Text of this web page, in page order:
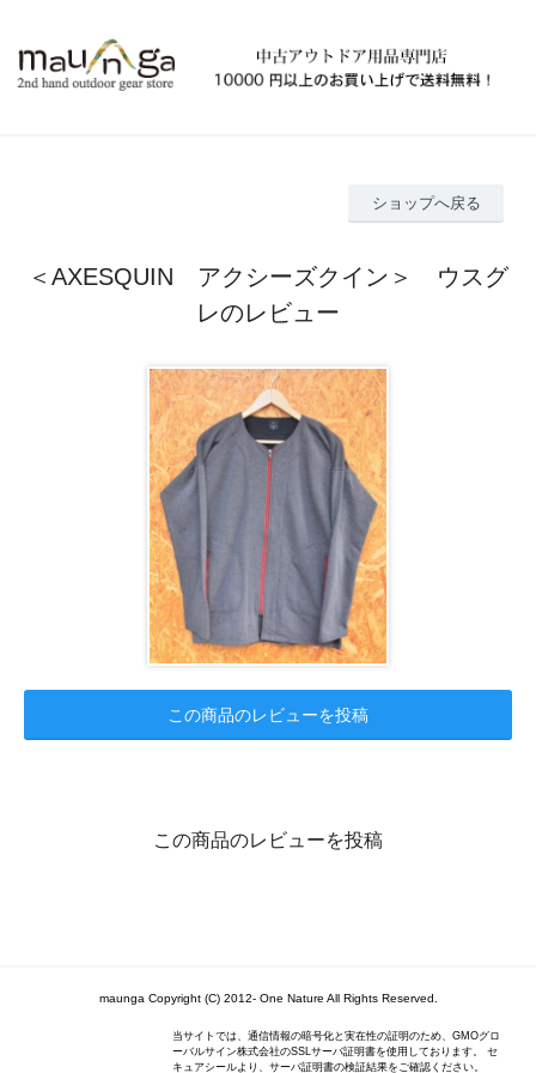
ショップへ戻る
＜AXESQUIN アクシーズクイン＞ ウスグ
レのレビュー
この商品のレビューを投稿
この商品のレビューを投稿
maunga Copyright (C) 2012- One Nature All Rights Reserved.
当サイトでは、通信情報の暗号化と実在性の証明のため、GMOグロ
ーバルサイン株式会社のSSLサーバ証明書を使用しております。 セ
キュアシールより、サーバ証明書の検証結果をご確認ください。